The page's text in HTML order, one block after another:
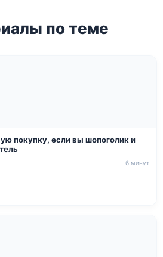
по теме
покупку, если вы шопоголик и
6 минут